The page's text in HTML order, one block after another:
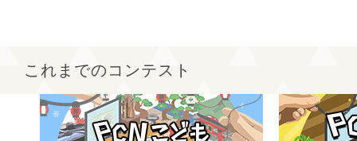
これまでのコンテスト